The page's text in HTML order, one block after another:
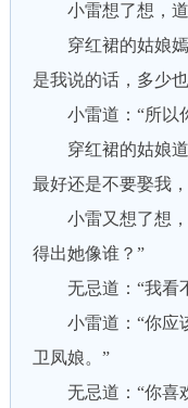
小雷想了想，道
穿红裙的姑娘嫣
是我说的话，多少
小雷道：“所以
穿红裙的姑娘道
最好还是不要娶我
小雷又想了想，
得出她像谁？”
无忌道：“我看
小雷道：“你应该
卫凤娘。”
无忌道：“你喜